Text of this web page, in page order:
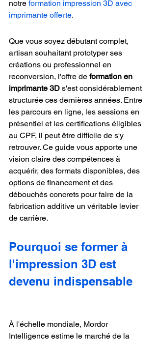
notre formation impression 3D avec
imprimante offerte.
Que vous soyez débutant complet,
artisan souhaitant prototyper ses
créations ou professionnel en
reconversion, l'offre de formation en
imprimante 3D s'est considérablement
structurée ces dernières années. Entre
les parcours en ligne, les sessions en
présentiel et les certifications éligibles
au CPF, il peut être difficile de s'y
retrouver. Ce guide vous apporte une
vision claire des compétences à
acquérir, des formats disponibles, des
options de financement et des
débouchés concrets pour faire de la
fabrication additive un véritable levier
de carrière.
Pourquoi se former à
l'impression 3D est
devenu indispensable
À l'échelle mondiale, Mordor
Intelligence estime le marché de la